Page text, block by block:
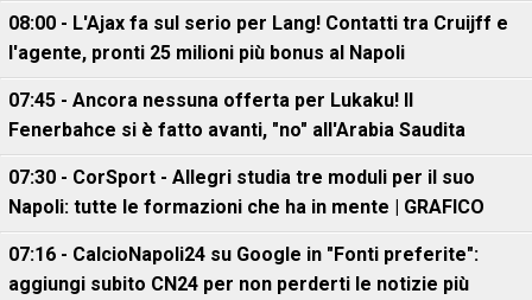
08:00 - L'Ajax fa sul serio per Lang! Contatti tra Cruijff e
l'agente, pronti 25 milioni più bonus al Napoli
07:45 - Ancora nessuna offerta per Lukaku! Il
Fenerbahce si è fatto avanti, "no" all'Arabia Saudita
07:30 - CorSport - Allegri studia tre moduli per il suo
Napoli: tutte le formazioni che ha in mente | GRAFICO
07:16 - CalcioNapoli24 su Google in "Fonti preferite":
aggiungi subito CN24 per non perderti le notizie più